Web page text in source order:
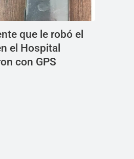
que le robó el
el Hospital
con GPS